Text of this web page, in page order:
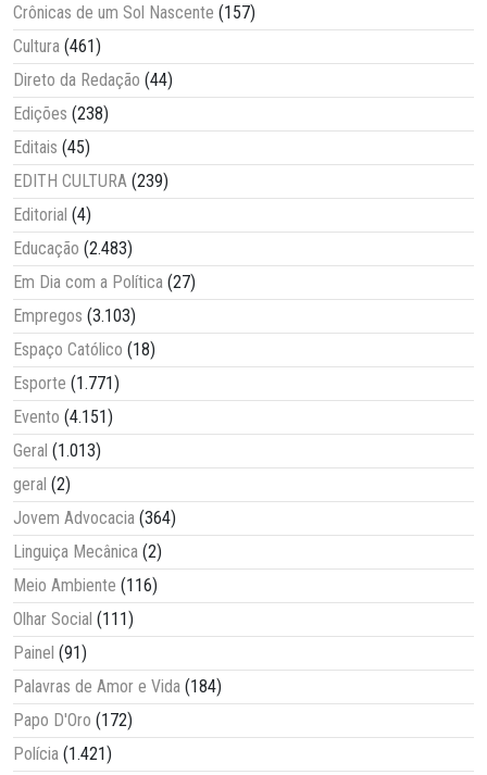
Crônicas de um Sol Nascente (157)
Cultura (461)
Direto da Redação (44)
Edições (238)
Editais (45)
EDITH CULTURA (239)
Editorial (4)
Educação (2.483)
Em Dia com a Política (27)
Empregos (3.103)
Espaço Católico (18)
Esporte (1.771)
Evento (4.151)
Geral (1.013)
geral (2)
Jovem Advocacia (364)
Linguiça Mecânica (2)
Meio Ambiente (116)
Olhar Social (111)
Painel (91)
Palavras de Amor e Vida (184)
Papo D'Oro (172)
Polícia (1.421)